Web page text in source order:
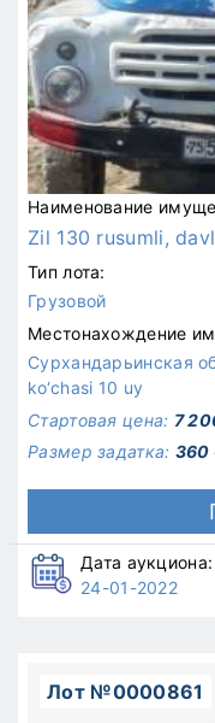
Наименование
Zil 130 rusumli,
Тип лота:
Грузовой
Местонахождение
Сурхандарьинская
ko‘chasi 10 uy
Стартовая цена: 7
Размер задатка: 360
Дата аукциона:
24-01-2022
Лот №0000861